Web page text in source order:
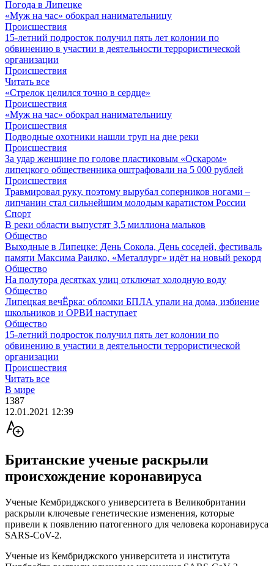
Погода в Липецке
«Муж на час» обокрал нанимательницу
Происшествия
15-летний подросток получил пять лет колонии по
обвинению в участии в деятельности террористической
организации
Происшествия
Читать все
«Стрелок целился точно в сердце»
Происшествия
«Муж на час» обокрал нанимательницу
Происшествия
Подводные охотники нашли труп на дне реки
Происшествия
За удар женщине по голове пластиковым «Оскаром»
липецкого общественника оштрафовали на 5 000 рублей
Происшествия
Травмировал руку, поэтому вырубал соперников ногами –
липчанин стал сильнейшим молодым каратистом России
Спорт
В реки области выпустят 3,5 миллиона мальков
Общество
Выходные в Липецке: День Сокола, День соседей, фестиваль
памяти Максима Раилко, «Металлург» идёт на новый рекорд
Общество
На полутора десятках улиц отключат холодную воду
Общество
Липецкая вечЁрка: обломки БПЛА упали на дома, избиение
школьников и ОРВИ наступает
Общество
15-летний подросток получил пять лет колонии по
обвинению в участии в деятельности террористической
организации
Происшествия
Читать все
В мире
1387
12.01.2021 12:39
Британские ученые раскрыли
происхождение коронавируса
Ученые Кембриджского университета в Великобритании
раскрыли ключевые генетические изменения, которые
привели к появлению патогенного для человека коронавируса
SARS-CoV-2.
Ученые из Кембриджского университета и института